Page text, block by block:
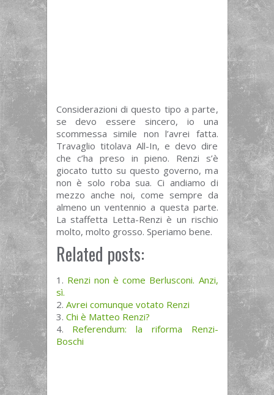
Considerazioni di questo tipo a parte,
se devo essere sincero, io una
scommessa simile non l’avrei fatta.
Travaglio titolava All-In, e devo dire
che c’ha preso in pieno. Renzi s’è
giocato tutto su questo governo, ma
non è solo roba sua. Ci andiamo di
mezzo anche noi, come sempre da
almeno un ventennio a questa parte.
La staffetta Letta-Renzi è un rischio
molto, molto grosso. Speriamo bene.
Related posts:
Renzi non è come Berlusconi. Anzi,
sì.
Avrei comunque votato Renzi
Chi è Matteo Renzi?
Referendum: la riforma Renzi-
Boschi